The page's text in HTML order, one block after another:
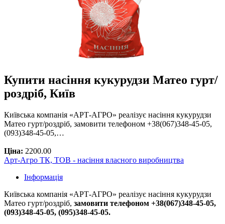
Купити насіння кукурудзи Матео гурт/
роздріб, Київ
Київська компанія «АРТ-АГРО» реалізує насіння кукурудзи
Матео гурт/роздріб, замовити телефоном +38(067)348-45-05,
(093)348-45-05,…
Ціна: 2200.00
Арт-Агро ТК, ТОВ - насіння власного виробництва
Інформація
Київська компанія «АРТ-АГРО» реалізує насіння кукурудзи
Матео гурт/роздріб, замовити телефоном +38(067)348-45-05,
(093)348-45-05, (095)348-45-05.